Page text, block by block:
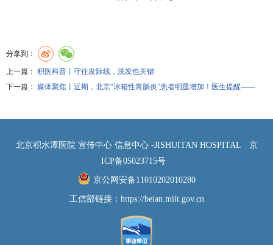
分享到：
上一篇： 积医科普丨守住发际线，洗发也关键
下一篇： 媒体聚焦丨近期，北京“冰箱性胃肠炎”患者明显增加！医生提醒——
北京积水潭医院 宣传中心 信息中心 -JISHUITAN HOSPITAL
京
ICP备05023715号
京公网安备11010202010280
工信部链接： https://beian.miit.gov.cn